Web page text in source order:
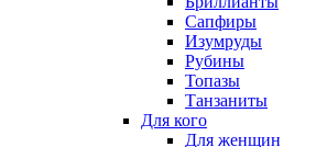
Сапфиры
Изумруды
Рубины
Топазы
Танзаниты
Для кого
Для женщин